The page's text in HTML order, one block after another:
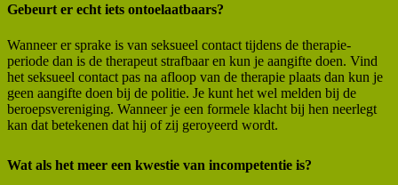
Gebeurt er echt iets ontoelaatbaars?
Wanneer er sprake is van seksueel contact tijdens de therapie-
periode dan is de therapeut strafbaar en kun je aangifte doen. Vind
het seksueel contact pas na afloop van de therapie plaats dan kun je
geen aangifte doen bij de politie. Je kunt het wel melden bij de
beroepsvereniging. Wanneer je een formele klacht bij hen neerlegt
kan dat betekenen dat hij of zij geroyeerd wordt.
Wat als het meer een kwestie van incompetentie is?